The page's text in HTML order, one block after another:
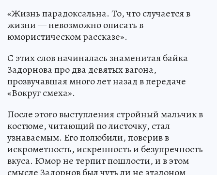
«Жизнь парадоксальна. То, что случается в
жизни — невозможно описать в
юмористическом рассказе».
С этих слов начиналась знаменитая байка
Задорнова про два девятых вагона,
прозвучавшая много лет назад в передаче
«Вокруг смеха».
После этого выступления стройный мальчик в
костюме, читающий по листочку, стал
узнаваемым. Его полюбили, поверив в
искрометность, искренность и безупречность
вкуса. Юмор не терпит пошлости, и в этом
смысле Задорнов был чуть ли не эталоном